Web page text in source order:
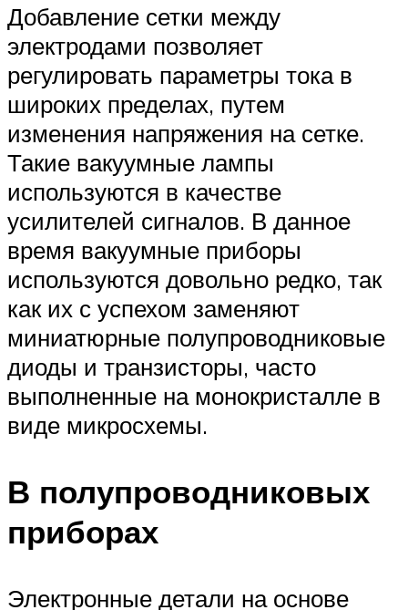
Добавление сетки между
электродами позволяет
регулировать параметры тока в
широких пределах, путем
изменения напряжения на сетке.
Такие вакуумные лампы
используются в качестве
усилителей сигналов. В данное
время вакуумные приборы
используются довольно редко, так
как их с успехом заменяют
миниатюрные полупроводниковые
диоды и транзисторы, часто
выполненные на монокристалле в
виде микросхемы.
В полупроводниковых
приборах
Электронные детали на основе